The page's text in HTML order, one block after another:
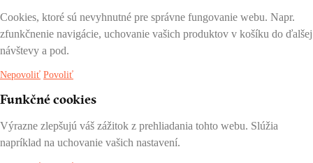
Cookies, ktoré sú nevyhnutné pre správne fungovanie webu. Napr.
zfunkčnenie navigácie, uchovanie vašich produktov v košíku do ďalšej
návštevy a pod.
Nepovoliť Povoliť
Funkčné cookies
Výrazne zlepšujú váš zážitok z prehliadania tohto webu. Slúžia
napríklad na uchovanie vašich nastavení.